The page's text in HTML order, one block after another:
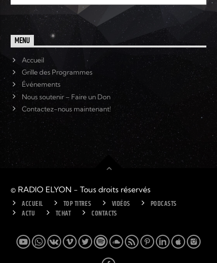
MENU
Accueil
Grille des Programmes
Événements
Nous soutenir – Faire un Don
Contactez-nous maintenant!
© RADIO ELYON - Tous droits réservés
ACCUEIL TOP TITRES VIDÉOS
PODCASTS
ACTU
TCHAT CONTACTS